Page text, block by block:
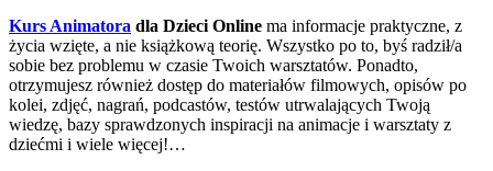
Kurs Animatora dla Dzieci Online ma informacje praktyczne, z
życia wzięte, a nie książkową teorię. Wszystko po to, byś radził/a
sobie bez problemu w czasie Twoich warsztatów. Ponadto,
otrzymujesz również dostęp do materiałów filmowych, opisów po
kolei, zdjęć, nagrań, podcastów, testów utrwalających Twoją
wiedzę, bazy sprawdzonych inspiracji na animacje i warsztaty z
dziećmi i wiele więcej!…